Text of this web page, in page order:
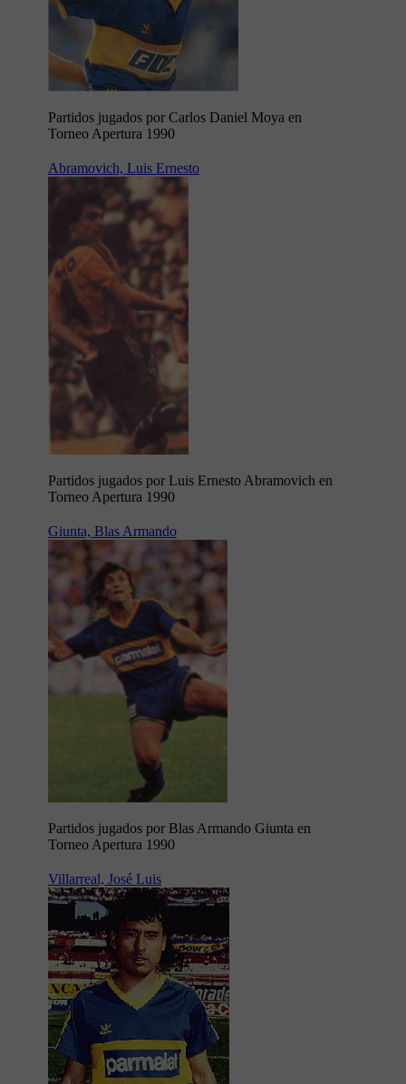
Partidos jugados por Carlos Daniel Moya en
Torneo Apertura 1990
Abramovich, Luis Ernesto
Partidos jugados por Luis Ernesto Abramovich en
Torneo Apertura 1990
Giunta, Blas Armando
Partidos jugados por Blas Armando Giunta en
Torneo Apertura 1990
Villarreal, José Luis